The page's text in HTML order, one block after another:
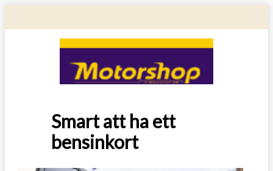
Smart att ha ett
bensinkort